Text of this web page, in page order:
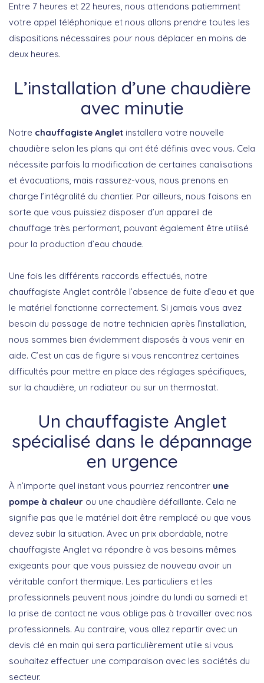
Entre 7 heures et 22 heures, nous attendons patiemment
votre appel téléphonique et nous allons prendre toutes les
dispositions nécessaires pour nous déplacer en moins de
deux heures.
L’installation d’une chaudière
avec minutie
Notre chauffagiste Anglet installera votre nouvelle
chaudière selon les plans qui ont été définis avec vous. Cela
nécessite parfois la modification de certaines canalisations
et évacuations, mais rassurez-vous, nous prenons en
charge l’intégralité du chantier. Par ailleurs, nous faisons en
sorte que vous puissiez disposer d’un appareil de
chauffage très performant, pouvant également être utilisé
pour la production d’eau chaude.
Une fois les différents raccords effectués, notre
chauffagiste Anglet contrôle l’absence de fuite d’eau et que
le matériel fonctionne correctement. Si jamais vous avez
besoin du passage de notre technicien après l’installation,
nous sommes bien évidemment disposés à vous venir en
aide. C’est un cas de figure si vous rencontrez certaines
difficultés pour mettre en place des réglages spécifiques,
sur la chaudière, un radiateur ou sur un thermostat.
Un chauffagiste Anglet
spécialisé dans le dépannage
en urgence
À n’importe quel instant vous pourriez rencontrer une
pompe à chaleur ou une chaudière défaillante. Cela ne
signifie pas que le matériel doit être remplacé ou que vous
devez subir la situation. Avec un prix abordable, notre
chauffagiste Anglet va répondre à vos besoins mêmes
exigeants pour que vous puissiez de nouveau avoir un
véritable confort thermique. Les particuliers et les
professionnels peuvent nous joindre du lundi au samedi et
la prise de contact ne vous oblige pas à travailler avec nos
professionnels. Au contraire, vous allez repartir avec un
devis clé en main qui sera particulièrement utile si vous
souhaitez effectuer une comparaison avec les sociétés du
secteur.